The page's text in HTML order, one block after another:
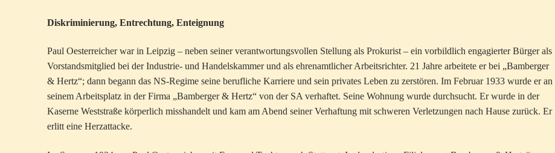
Diskriminierung, Entrechtung, Enteignung
Paul Oesterreicher war in Leipzig – neben seiner verantwortungsvollen Stellung als Prokurist – ein vorbildlich engagierter Bürger als
Vorstandsmitglied bei der Industrie- und Handelskammer und als ehrenamtlicher Arbeitsrichter. 21 Jahre arbeitete er bei „Bamberger
& Hertz“; dann begann das NS-Regime seine berufliche Karriere und sein privates Leben zu zerstören. Im Februar 1933 wurde er an
seinem Arbeitsplatz in der Firma „Bamberger & Hertz“ von der SA verhaftet. Seine Wohnung wurde durchsucht. Er wurde in der
Kaserne Weststraße körperlich misshandelt und kam am Abend seiner Verhaftung mit schweren Verletzungen nach Hause zurück. Er
erlitt eine Herzattacke.